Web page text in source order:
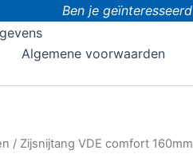
Ben je geïnteresseerd
Algemene voorwaarden
/ Zijsnijtang VDE comfort 160mm